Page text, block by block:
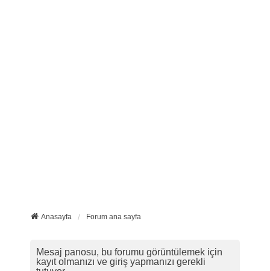
Anasayfa Forum ana sayfa
Mesaj panosu, bu forumu görüntülemek için
kayıt olmanızı ve giriş yapmanızı gerekli